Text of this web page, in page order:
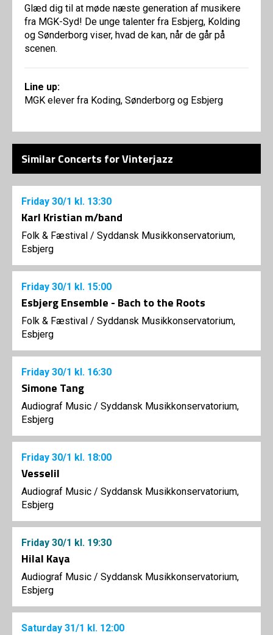
Glæd dig til at møde næste generation af musikere
fra MGK-Syd! De unge talenter fra Esbjerg, Kolding
og Sønderborg viser, hvad de kan, når de går på
scenen.
Line up:
MGK elever fra Koding, Sønderborg og Esbjerg
Similar Concerts for Vinterjazz
Friday 30/1 kl. 13:30
Karl Kristian m/band
Folk & Fæstival / Syddansk Musikkonservatorium,
Esbjerg
Friday 30/1 kl. 15:00
Esbjerg Ensemble - Bach to the Roots
Folk & Fæstival / Syddansk Musikkonservatorium,
Esbjerg
Friday 30/1 kl. 16:30
Simone Tang
Audiograf Music / Syddansk Musikkonservatorium,
Esbjerg
Friday 30/1 kl. 18:00
Vesselil
Audiograf Music / Syddansk Musikkonservatorium,
Esbjerg
Friday 30/1 kl. 19:30
Hilal Kaya
Audiograf Music / Syddansk Musikkonservatorium,
Esbjerg
Saturday 31/1 kl. 12:00